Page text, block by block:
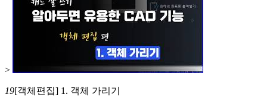
>
19[객체편집] 1. 객체 가리기